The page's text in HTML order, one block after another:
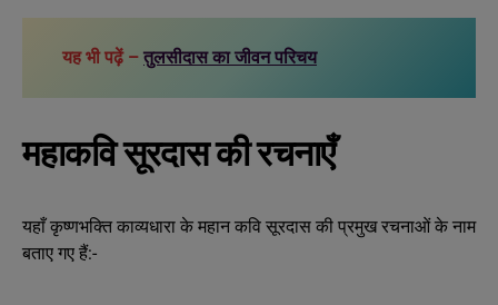
यह भी पढ़ें – तुलसीदास का जीवन परिचय
महाकवि सूरदास की रचनाएँ
यहाँ कृष्णभक्ति काव्यधारा के महान कवि सूरदास की प्रमुख रचनाओं के नाम
बताए गए हैं:-